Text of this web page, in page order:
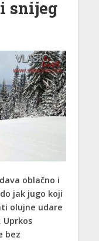
snijeg
oblačno i
jak jugo koji
olujne udare
Uprkos
bez